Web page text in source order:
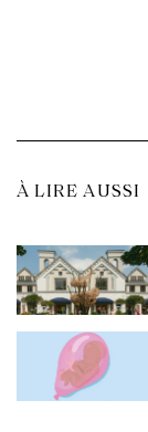
À LIRE AUSSI